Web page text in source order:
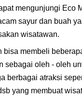
mengunjungi Eco
sayur dan buah
wisatawan.
bisa membeli
sebagai oleh - oleh
berbagai atraksi
yang membuat